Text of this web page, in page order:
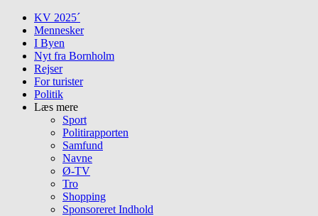
Skip
content
KV 2025´
Mennesker
I Byen
Nyt fra Bornholm
Rejser
For turister
Politik
Læs mere
Sport
Politirapporten
Samfund
Navne
Ø-TV
Tro
Shopping
Sponsoreret Indhold